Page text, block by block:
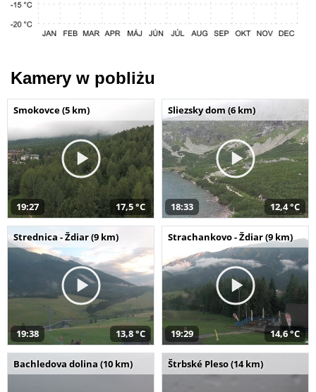
Kamery w pobliżu
Smokovce (5 km)
19:27 17,5 °C
Sliezsky dom (6 km)
18:33 12,4 °C
Strednica - Ždiar (9 km)
19:38 13,8 °C
Strachankovo - Ždiar (9 km)
19:29 14,6 °C
Bachledova dolina (10 km) Štrbské Pleso (14 km)